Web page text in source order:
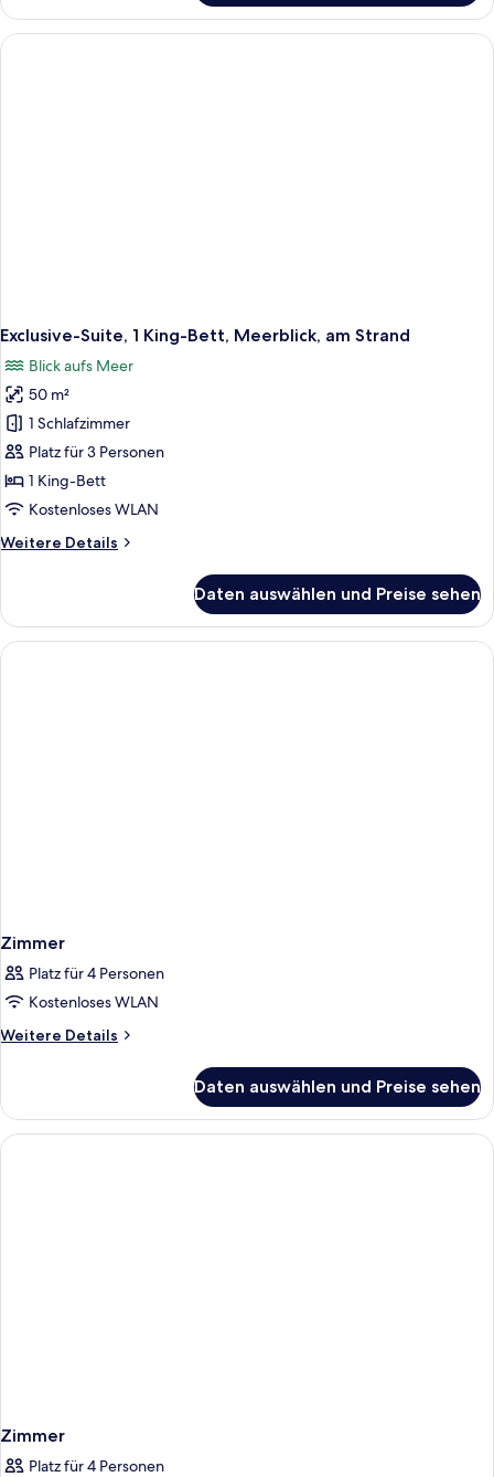
Suite,
2 Schlafzimmer,
Nichtraucher,
Exclusive-Suite, 1 King-Bett, Meerblick, am Strand
Blick aufs Meer
50 m²
1 Schlafzimmer
Platz für 3 Personen
1 King-Bett
Kostenloses WLAN
Weitere Details
Weitere
Suite,
1 King-
Bett,
Daten auswählen und Preise sehen
Zimmer
Platz für 4 Personen
Kostenloses WLAN
Weitere Details
Weitere
Daten auswählen und Preise sehen
Zimmer
Platz für 4 Personen